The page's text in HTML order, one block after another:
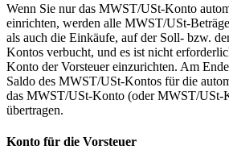
Wenn Sie nur das MWST/USt-Konto
einrichten, werden alle MWST/USt-
als auch die Einkäufe, auf der Soll- bzw.
Kontos verbucht, und es ist nicht
Konto der Vorsteuer einzurichten. Am
Saldo des MWST/USt-Kontos für die
das MWST/USt-Konto (oder MWST/USt-
übertragen.
Konto für die Vorsteuer